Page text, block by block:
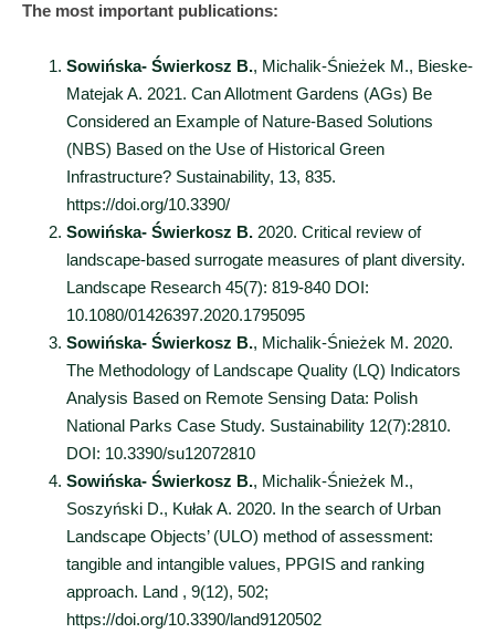
The most important publications:
Sowińska- Świerkosz B., Michalik-Śnieżek M., Bieske-
Matejak A. 2021. Can Allotment Gardens (AGs) Be
Considered an Example of Nature-Based Solutions
(NBS) Based on the Use of Historical Green
Infrastructure? Sustainability, 13, 835.
https://doi.org/10.3390/
Sowińska- Świerkosz B. 2020. Critical review of
landscape-based surrogate measures of plant diversity.
Landscape Research 45(7): 819-840 DOI:
10.1080/01426397.2020.1795095
Sowińska- Świerkosz B., Michalik-Śnieżek M. 2020.
The Methodology of Landscape Quality (LQ) Indicators
Analysis Based on Remote Sensing Data: Polish
National Parks Case Study. Sustainability 12(7):2810.
DOI: 10.3390/su12072810
Sowińska- Świerkosz B., Michalik-Śnieżek M.,
Soszyński D., Kułak A. 2020. In the search of Urban
Landscape Objects’ (ULO) method of assessment:
tangible and intangible values, PPGIS and ranking
approach. Land , 9(12), 502;
https://doi.org/10.3390/land9120502